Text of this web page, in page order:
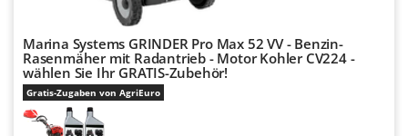
McCulloch
MCH
Michelin
Mille
Minox
Marina Systems GRINDER Pro Max 52 VV - Benzin-
Rasenmäher mit Radantrieb - Motor Kohler CV224 -
wählen Sie Ihr GRATIS-Zubehör!
Gratis-Zugaben von AgriEuro